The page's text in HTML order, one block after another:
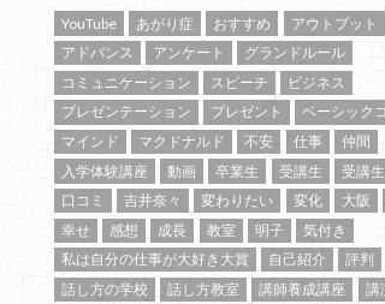
YouTube あがり症 おすすめ
アウトプット
アドバンス
アンケート
グランドルール
コミュニケーション
スピーチ
ビジネス
プレゼンテーション
プレゼント
ベーシック
マインド
マクドナルド 不安 仕事
仲間
入学体験講座
動画 卒業生 受講生
受講
口コミ
吉井奈々 変わりたい 変化 大阪
幸せ
感想 成長 教室 明子
気付き
私は自分の仕事が大好き大賞
自己紹介 評判
話し方の学校
話し方教室 講師養成講座
講